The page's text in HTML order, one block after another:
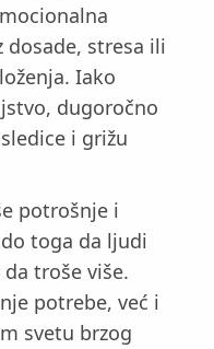
dosade, stresa ili
Iako
dugoročno
i grižu
potrošnje i
toga da ljudi
troše više.
potrebe, već i
svetu brzog